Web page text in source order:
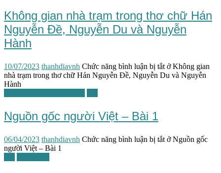
Không gian nhà trạm trong thơ chữ Hán
Nguyễn Đề, Nguyễn Du và Nguyễn
Hành
10/07/2023 thanhdiavnh Chức năng bình luận bị tắt ở Không gian
nhà trạm trong thơ chữ Hán Nguyễn Đề, Nguyễn Du và Nguyễn
Hành
Nguồn gốc người Việt – Bài 1
06/04/2023 thanhdiavnh Chức năng bình luận bị tắt ở Nguồn gốc
người Việt – Bài 1